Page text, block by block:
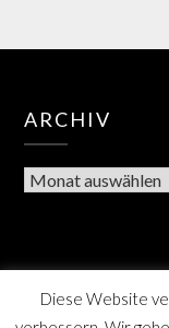
ARCHIV
Diese Website